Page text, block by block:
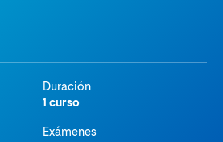
Duración
1 curso
Exámenes